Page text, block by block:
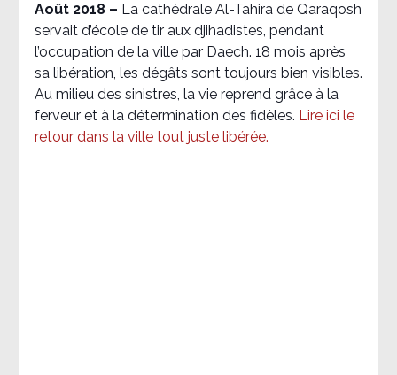
Août 2018 – La cathédrale Al-Tahira de Qaraqosh
servait d’école de tir aux djihadistes, pendant
l’occupation de la ville par Daech. 18 mois après
sa libération, les dégâts sont toujours bien visibles.
Au milieu des sinistres, la vie reprend grâce à la
ferveur et à la détermination des fidèles. Lire ici le
retour dans la ville tout juste libérée.